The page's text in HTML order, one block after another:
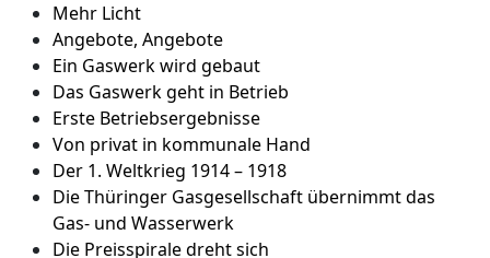
Mehr Licht
Angebote, Angebote
Ein Gaswerk wird gebaut
Das Gaswerk geht in Betrieb
Erste Betriebsergebnisse
Von privat in kommunale Hand
Der 1. Weltkrieg 1914 – 1918
Die Thüringer Gasgesellschaft übernimmt das
Gas- und Wasserwerk
Die Preisspirale dreht sich